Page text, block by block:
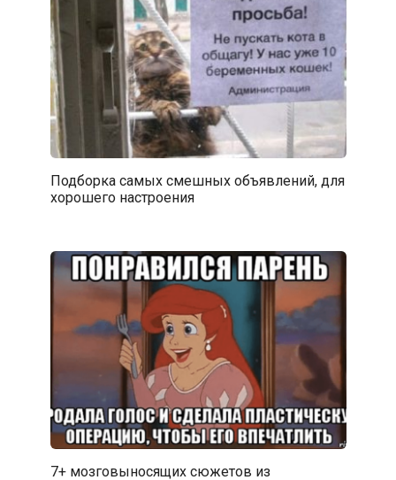
Подборка самых смешных объявлений, для
хорошего настроения
7+ мозговыносящих сюжетов из